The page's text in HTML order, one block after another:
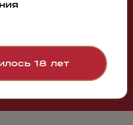
18 лет